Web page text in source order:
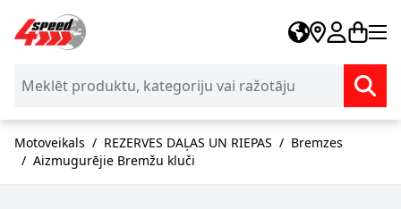
Skip to Content
Motoveikals / REZERVES DAĻAS UN RIEPAS / Bremzes
/ Aizmugurējie Bremžu kluči